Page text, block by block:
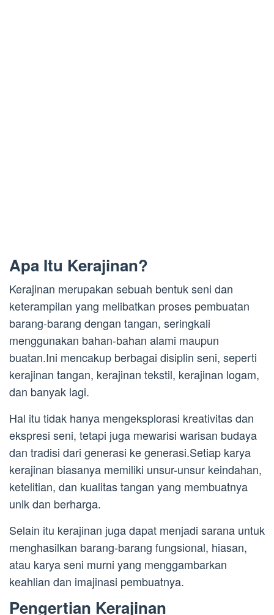
Apa Itu Kerajinan?
Kerajinan merupakan sebuah bentuk seni dan
keterampilan yang melibatkan proses pembuatan
barang-barang dengan tangan, seringkali
menggunakan bahan-bahan alami maupun
buatan.Ini mencakup berbagai disiplin seni, seperti
kerajinan tangan, kerajinan tekstil, kerajinan logam,
dan banyak lagi.
Hal itu tidak hanya mengeksplorasi kreativitas dan
ekspresi seni, tetapi juga mewarisi warisan budaya
dan tradisi dari generasi ke generasi.Setiap karya
kerajinan biasanya memiliki unsur-unsur keindahan,
ketelitian, dan kualitas tangan yang membuatnya
unik dan berharga.
Selain itu kerajinan juga dapat menjadi sarana untuk
menghasilkan barang-barang fungsional, hiasan,
atau karya seni murni yang menggambarkan
keahlian dan imajinasi pembuatnya.
Pengertian Kerajinan